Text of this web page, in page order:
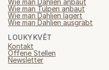
Wie man Dahlien anbaut
Wie man Tulpen anbaut
Wie man Dahlien lagert
Wie man Dahlien ausgräbt
LOUKYKVĚT
Kontakt
Offene Stellen
Newsletter